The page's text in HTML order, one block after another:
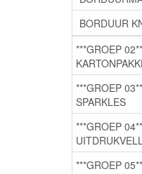
BORDUUR
***GROEP
***GROEP
SPARKLES
***GROEP
***GROEP